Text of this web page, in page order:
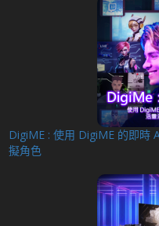
DigiME : 使用 DigiME 的即時
擬角色